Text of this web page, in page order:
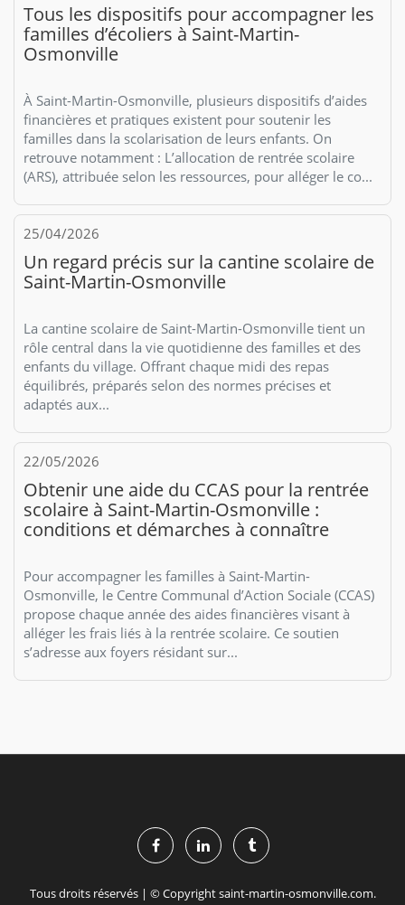
Tous les dispositifs pour accompagner les
familles d’écoliers à Saint-Martin-
Osmonville
À Saint-Martin-Osmonville, plusieurs dispositifs d’aides
financières et pratiques existent pour soutenir les
familles dans la scolarisation de leurs enfants. On
retrouve notamment : L’allocation de rentrée scolaire
(ARS), attribuée selon les ressources, pour alléger le co...
25/04/2026
Un regard précis sur la cantine scolaire de
Saint-Martin-Osmonville
La cantine scolaire de Saint-Martin-Osmonville tient un
rôle central dans la vie quotidienne des familles et des
enfants du village. Offrant chaque midi des repas
équilibrés, préparés selon des normes précises et
adaptés aux...
22/05/2026
Obtenir une aide du CCAS pour la rentrée
scolaire à Saint-Martin-Osmonville :
conditions et démarches à connaître
Pour accompagner les familles à Saint-Martin-
Osmonville, le Centre Communal d’Action Sociale (CCAS)
propose chaque année des aides financières visant à
alléger les frais liés à la rentrée scolaire. Ce soutien
s’adresse aux foyers résidant sur...
Tous droits réservés | © Copyright saint-martin-osmonville.com.